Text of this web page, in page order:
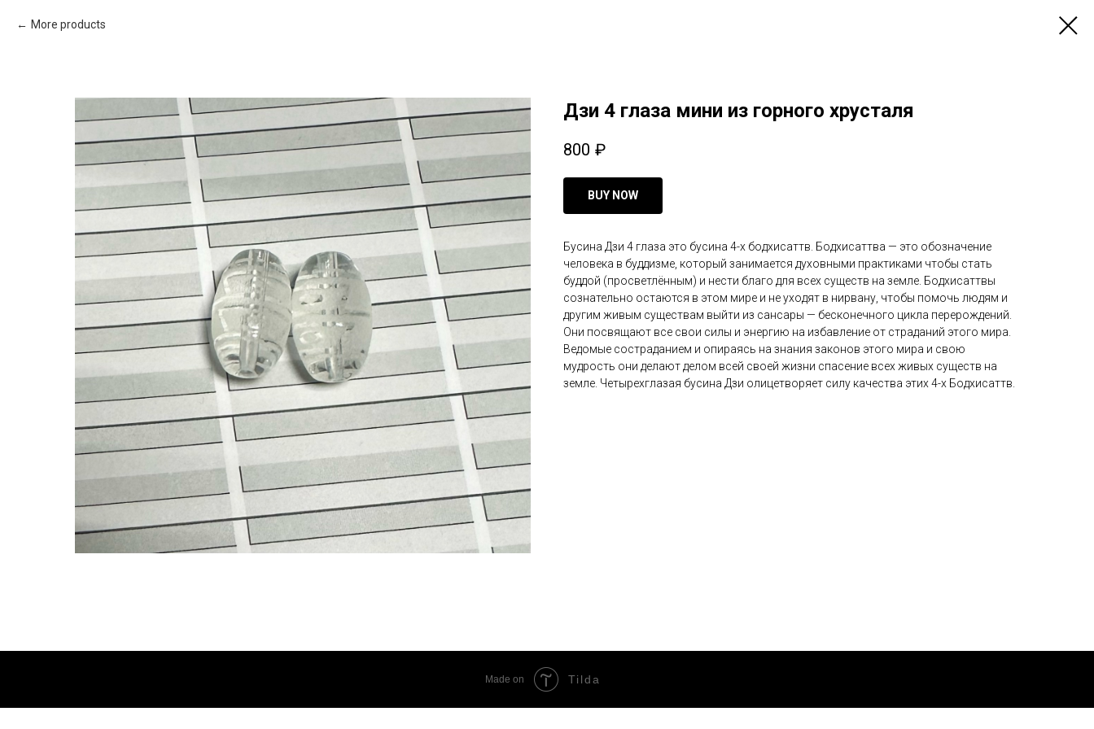
More products
Дзи 4 глаза мини из горного хрусталя
800 ₽
BUY NOW
Бусина Дзи 4 глаза это бусина 4-х бодхисаттв. Бодхисаттва — это обозначение
человека в буддизме, который занимается духовными практиками чтобы стать
буддой (просветлённым) и нести благо для всех существ на земле. Бодхисаттвы
сознательно остаются в этом мире и не уходят в нирвану, чтобы помочь людям и
другим живым существам выйти из сансары — бесконечного цикла перерождений.
Они посвящают все свои силы и энергию на избавление от страданий этого мира.
Ведомые состраданием и опираясь на знания законов этого мира и свою
мудрость они делают делом всей своей жизни спасение всех живых существ на
земле. Четырехглазая бусина Дзи олицетворяет силу качества этих 4-х Бодхисаттв.
Made on Tilda